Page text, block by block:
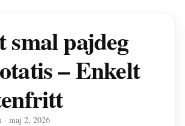
smal pajdeg
– Enkelt
· maj 2, 2026